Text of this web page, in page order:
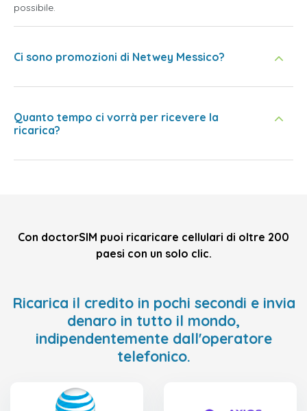
possibile.
Ci sono promozioni di Netwey Messico?
Quanto tempo ci vorrà per ricevere la
ricarica?
Con doctorSIM puoi ricaricare cellulari di oltre 200
paesi con un solo clic.
Ricarica il credito in pochi secondi e invia
denaro in tutto il mondo,
indipendentemente dall'operatore
telefonico.